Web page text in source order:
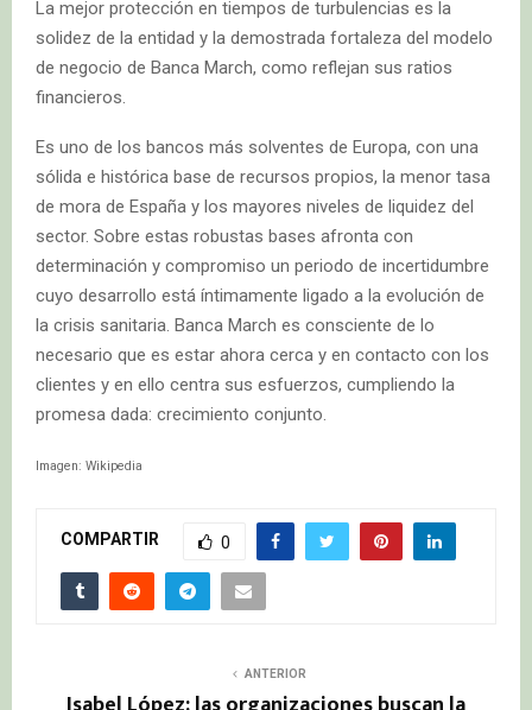
La mejor protección en tiempos de turbulencias es la
solidez de la entidad y la demostrada fortaleza del modelo
de negocio de Banca March, como reflejan sus ratios
financieros.
Es uno de los bancos más solventes de Europa, con una
sólida e histórica base de recursos propios, la menor tasa
de mora de España y los mayores niveles de liquidez del
sector. Sobre estas robustas bases afronta con
determinación y compromiso un periodo de incertidumbre
cuyo desarrollo está íntimamente ligado a la evolución de
la crisis sanitaria. Banca March es consciente de lo
necesario que es estar ahora cerca y en contacto con los
clientes y en ello centra sus esfuerzos, cumpliendo la
promesa dada: crecimiento conjunto.
Imagen: Wikipedia
COMPARTIR 0
ANTERIOR